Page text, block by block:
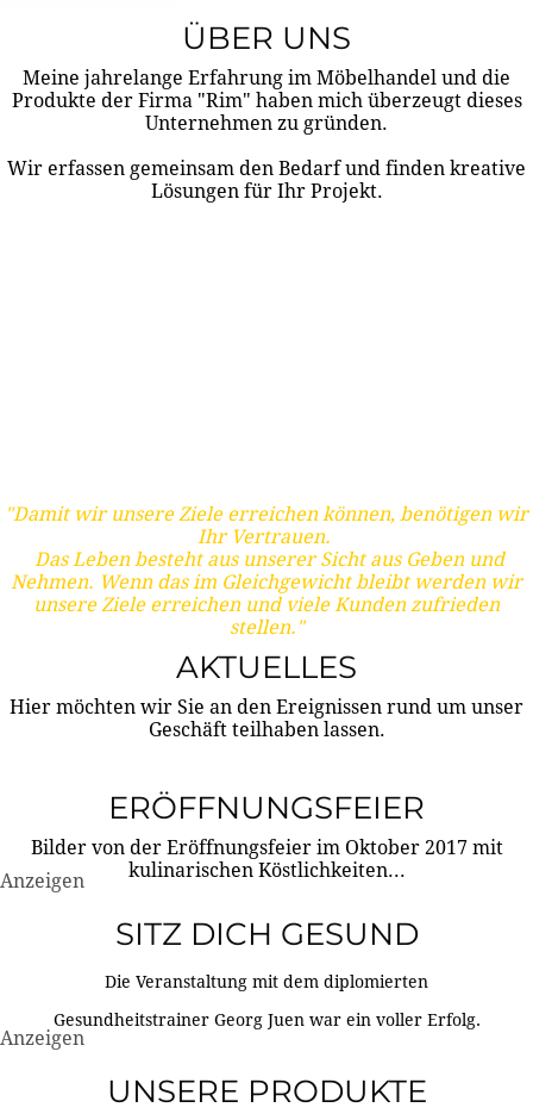
ÜBER UNS
Meine jahrelange Erfahrung im Möbelhandel und die
Produkte der Firma "Rim" haben mich überzeugt dieses
Unternehmen zu gründen.
Wir erfassen gemeinsam den Bedarf und finden kreative
Lösungen für Ihr Projekt.
"Damit wir unsere Ziele erreichen können, benötigen wir
Ihr Vertrauen.
Das Leben besteht aus unserer Sicht aus Geben und
Nehmen. Wenn das im Gleichgewicht bleibt werden wir
unsere Ziele erreichen und viele Kunden zufrieden
stellen."
AKTUELLES
Hier möchten wir Sie an den Ereignissen rund um unser
Geschäft teilhaben lassen.
ERÖFFNUNGSFEIER
Bilder von der Eröffnungsfeier im Oktober 2017 mit
kulinarischen Köstlichkeiten...
Anzeigen
SITZ DICH GESUND
Die Veranstaltung mit dem diplomierten
Gesundheitstrainer Georg Juen war ein voller Erfolg.
Anzeigen
UNSERE PRODUKTE